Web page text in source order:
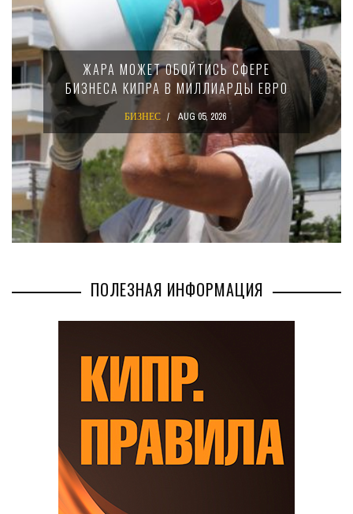
МИНФИН КИПРА ПЕРЕПИСАЛ ЗАКОН О
15-ПРОЦЕНТНОМ НАЛОГЕ ДЛЯ
КРУПНЫХ МЕЖДУНАРОДНЫХ
КОМПАНИЙ
БИЗНЕС AUG 02, 2026
ПОЛЕЗНАЯ ИНФОРМАЦИЯ